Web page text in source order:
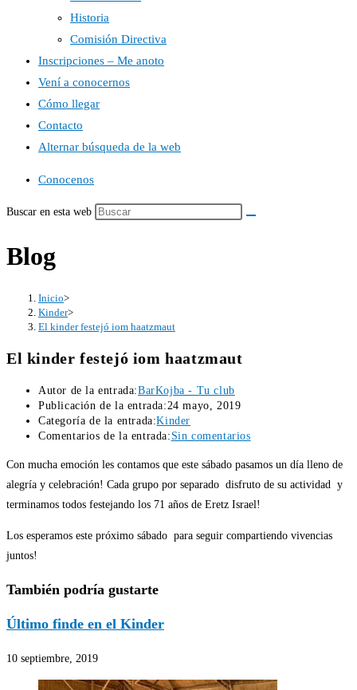
Historia
Comisión Directiva
Inscripciones – Me anoto
Vení a conocernos
Cómo llegar
Contacto
Alternar búsqueda de la web
Conocenos
Buscar en esta web
Blog
Inicio>
Kinder>
El kinder festejó iom haatzmaut
El kinder festejó iom haatzmaut
Autor de la entrada:BarKojba - Tu club
Publicación de la entrada:24 mayo, 2019
Categoría de la entrada:Kinder
Comentarios de la entrada: Sin comentarios
Con mucha emoción les contamos que este sábado pasamos un día lleno de
alegría y celebración! Cada grupo por separado disfruto de su actividad y
terminamos todos festejando los 71 años de Eretz Israel!
Los esperamos este próximo sábado para seguir compartiendo vivencias
juntos!
También podría gustarte
Último finde en el Kinder
10 septiembre, 2019